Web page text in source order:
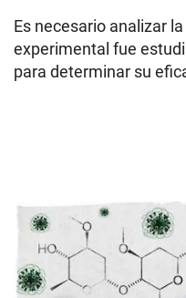
Es necesario analizar
experimental fue
para determinar su